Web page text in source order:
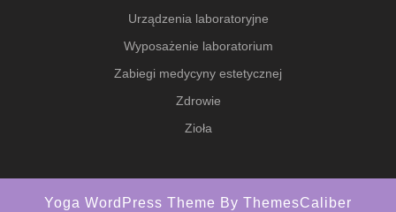
Urządzenia laboratoryjne
Wyposażenie laboratorium
Zabiegi medycyny estetycznej
Zdrowie
Zioła
Yoga WordPress Theme By ThemesCaliber